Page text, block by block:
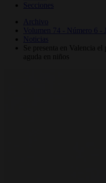
Secciones
Archivo
Volumen 74 - Número 6 -
Noticias
Se presenta en Valencia
aguda en niños